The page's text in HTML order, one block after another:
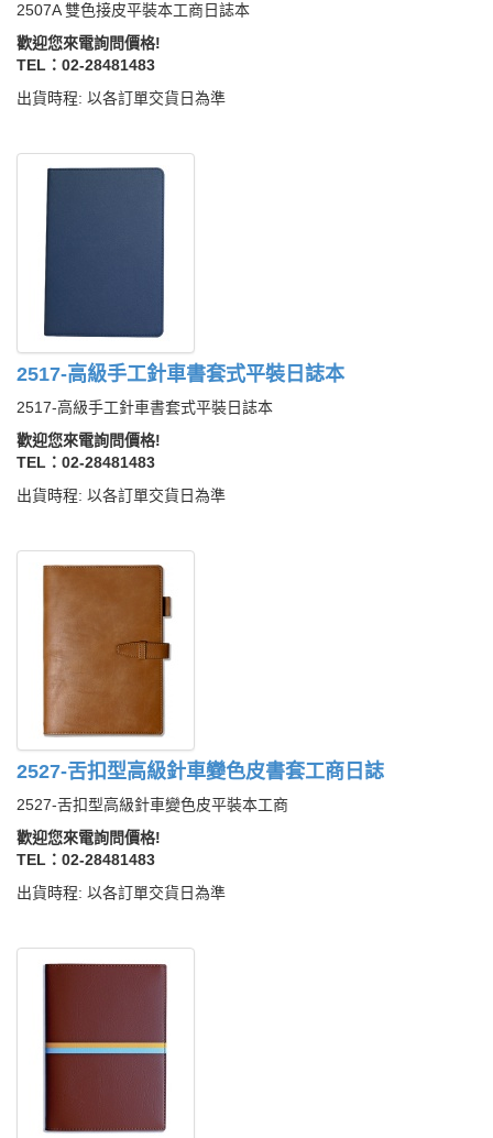
2507A 雙色接皮平裝本工商日誌本
歡迎您來電詢問價格!
TEL：02-28481483
出貨時程: 以各訂單交貨日為準
2517-高級手工針車書套式平裝日誌本
2517-高級手工針車書套式平裝日誌本
歡迎您來電詢問價格!
TEL：02-28481483
出貨時程: 以各訂單交貨日為準
2527-舌扣型高級針車變色皮書套工商日誌
2527-舌扣型高級針車變色皮平裝本工商
歡迎您來電詢問價格!
TEL：02-28481483
出貨時程: 以各訂單交貨日為準